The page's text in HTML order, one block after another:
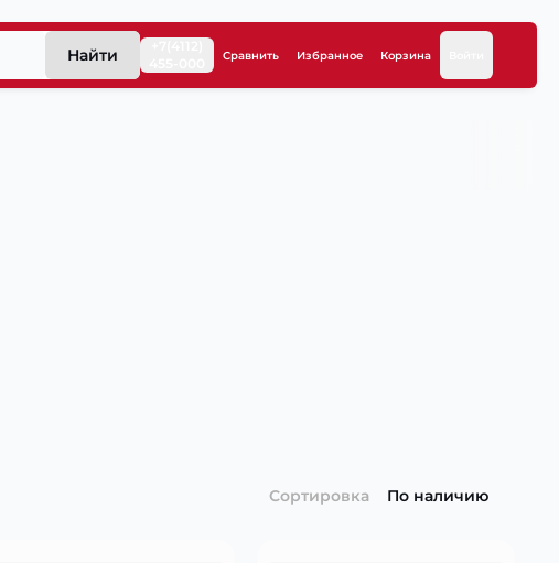
Найти Сравнить Избранное Корзина
Сортировка По наличию